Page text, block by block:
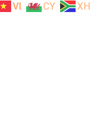
VI CY XH